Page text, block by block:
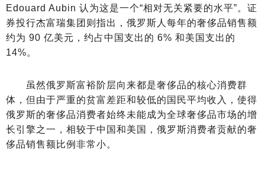
Edouard Aubin 认为这是一个“相对无关紧要的水平”。证
券投行杰富瑞集团则指出，俄罗斯人每年的奢侈品销售额
约为 90 亿美元，约占中国支出的 6% 和美国支出的
14%。
虽然俄罗斯富裕阶层向来都是奢侈品的核心消费群
体，但由于严重的贫富差距和较低的国民平均收入，使得
俄罗斯的奢侈品消费者始终未能成为全球奢侈品市场的增
长引擎之一，相较于中国和美国，俄罗斯消费者贡献的奢
侈品销售额比例非常小。